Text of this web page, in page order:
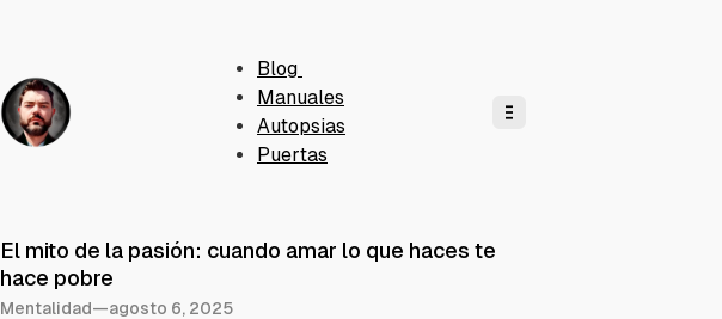
Blog
Manuales
Autopsias
Puertas
El mito de la pasión: cuando amar lo que haces te
hace pobre
Mentalidad—agosto 6, 2025